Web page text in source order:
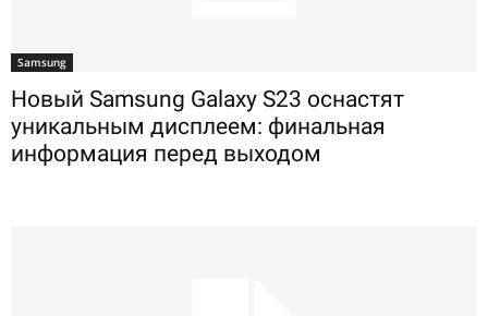
Samsung
Новый Samsung Galaxy S23 оснастят
уникальным дисплеем: финальная
информация перед выходом